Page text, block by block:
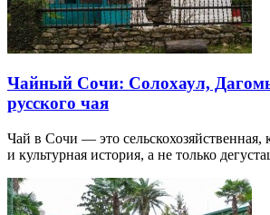
Чайный Сочи: Солохаул,
русского чая
Чай в Сочи — это сельскохозяйственная,
и культурная история, а не только